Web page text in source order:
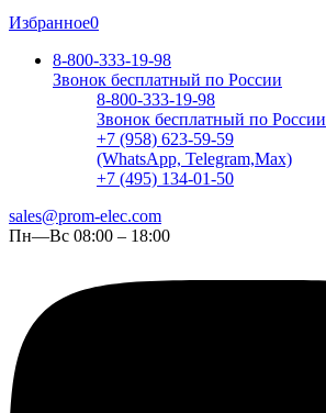
Избранное0
8-800-333-19-98
Звонок бесплатный по России
8-800-333-19-98
Звонок бесплатный по России
+7 (958) 623-59-59
(WhatsApp, Telegram,Max)
+7 (495) 134-01-50
sales@prom-elec.com
Пн—Вс 08:00 – 18:00